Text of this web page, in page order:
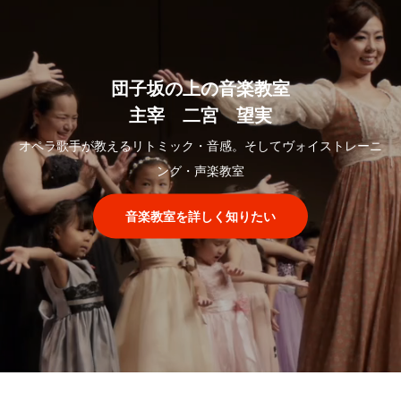
団子坂の上の音楽教室
主宰 二宮 望実
オペラ歌手が教えるリトミック・音感。そしてヴォイストレーニ
ング・声楽教室
音楽教室を詳しく知りたい